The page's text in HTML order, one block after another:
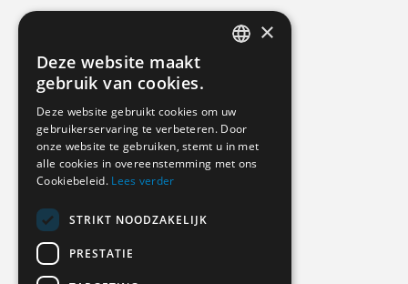
ENGLISH
×
Deze website maakt
gebruik van cookies.
Deze website gebruikt cookies om uw
gebruikerservaring te verbeteren. Door
onze website te gebruiken, stemt u in met
alle cookies in overeenstemming met ons
Cookiebeleid. Lees verder
STRIKT NOODZAKELIJK
PRESTATIE